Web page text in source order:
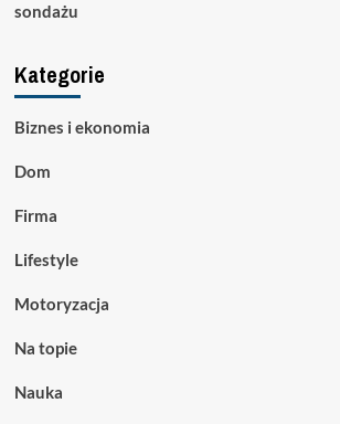
sondażu
Kategorie
Biznes i ekonomia
Dom
Firma
Lifestyle
Motoryzacja
Na topie
Nauka